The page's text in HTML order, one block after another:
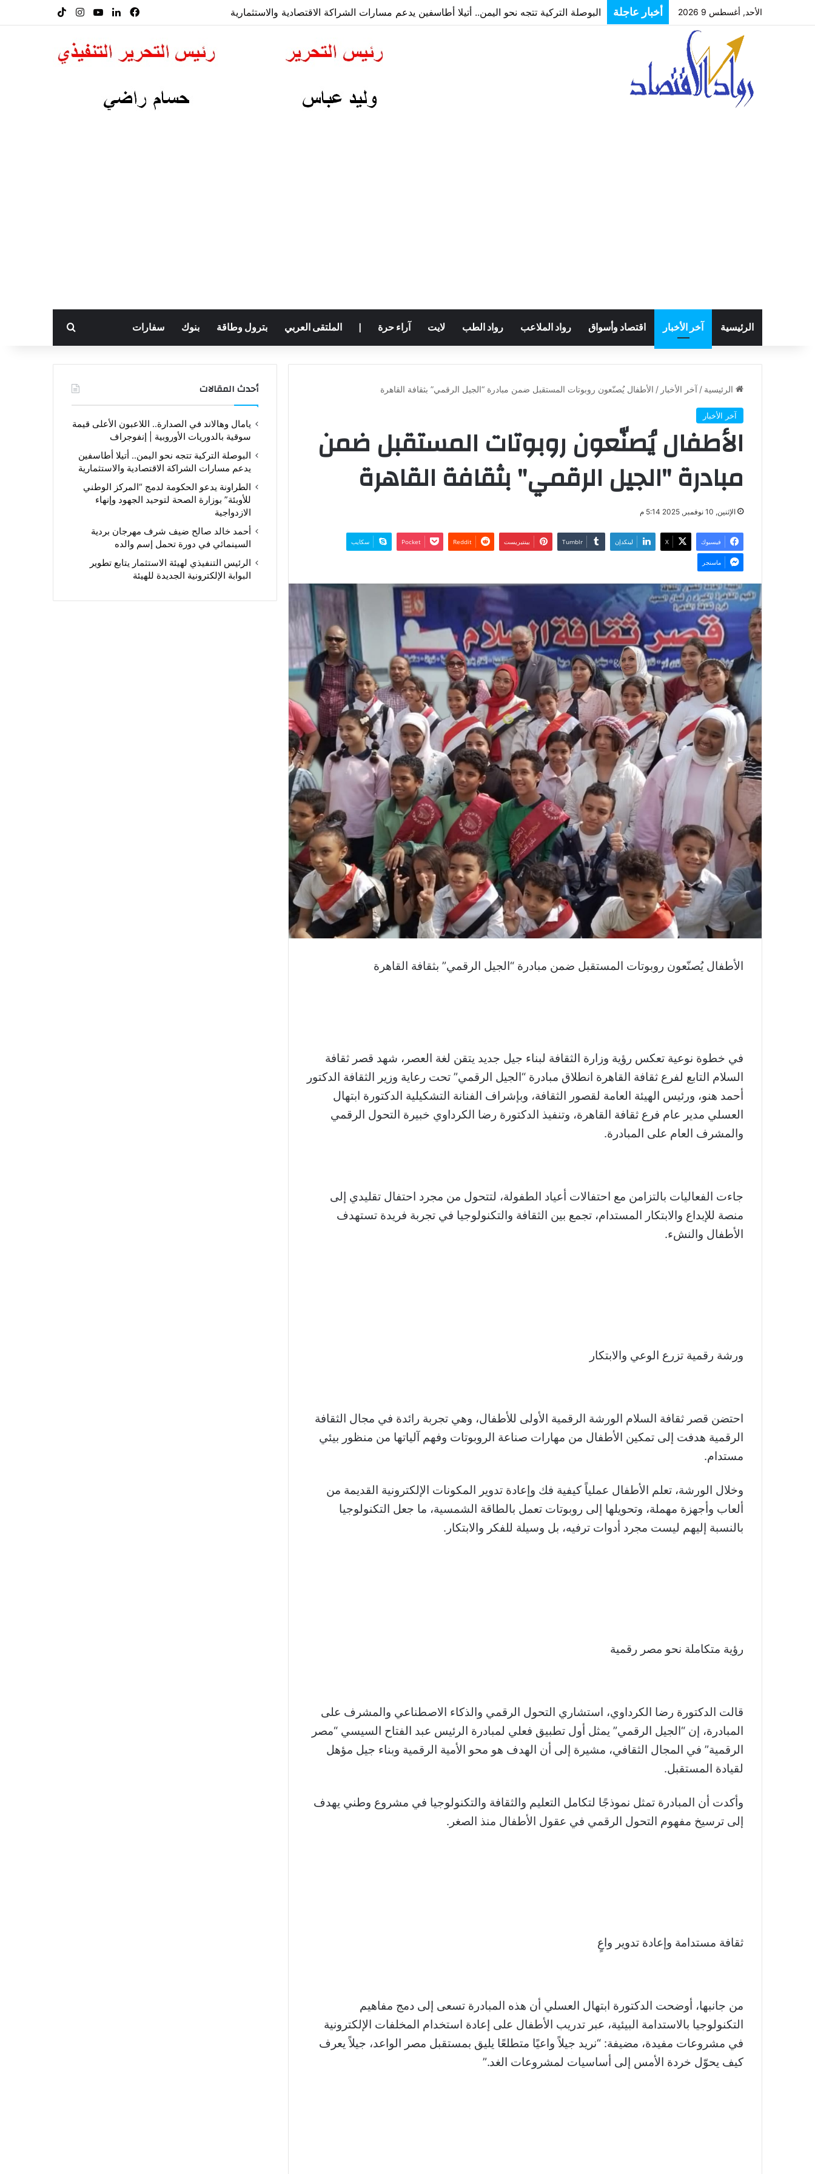
الأحد, أغسطس 9 2026 أخبار عاجلة
فيسبوكلينكدإن‫YouTube
انستقرام
الرئيسية آخر الأخبار اقتصاد وأسواق رواد الملاعب رواد الطب لايت آراء حرة الملتقى العربي بترول وطاقة بنوك سفارات بحث عن
الرئيسية / آخر الأخبار / الأطفال يُصنّعون روبوتات المستقبل ضمن مبادرة “الجيل الرقمي” بثقافة القاهرة
آخر الأخبار
الأطفال يُصنّعون روبوتات المستقبل ضمن
مبادرة "الجيل الرقمي" بثقافة القاهرة
الإثنين, 10 نوفمبر, 2025 5:14 م
فيسبوك ‫X لينكدإن بينتيريست ‫Pocket سكايب
ماسنجر
الأطفال يُصنّعون روبوتات المستقبل ضمن مبادرة “الجيل الرقمي” بثقافة القاهرة
في خطوة نوعية تعكس رؤية وزارة الثقافة لبناء جيل جديد يتقن لغة العصر، شهد قصر ثقافة
السلام التابع لفرع ثقافة القاهرة انطلاق مبادرة “الجيل الرقمي” تحت رعاية وزير الثقافة الدكتور
أحمد هنو، ورئيس الهيئة العامة لقصور الثقافة، وبإشراف الفنانة التشكيلية الدكتورة ابتهال
العسلي مدير عام فرع ثقافة القاهرة، وتنفيذ الدكتورة رضا الكرداوي خبيرة التحول الرقمي
والمشرف العام على المبادرة.
جاءت الفعاليات بالتزامن مع احتفالات أعياد الطفولة، لتتحول من مجرد احتفال تقليدي إلى
منصة للإبداع والابتكار المستدام، تجمع بين الثقافة والتكنولوجيا في تجربة فريدة تستهدف
الأطفال والنشء.
ورشة رقمية تزرع الوعي والابتكار
احتضن قصر ثقافة السلام الورشة الرقمية الأولى للأطفال، وهي تجربة رائدة في مجال الثقافة
الرقمية هدفت إلى تمكين الأطفال من مهارات صناعة الروبوتات وفهم آلياتها من منظور بيئي
مستدام.
وخلال الورشة، تعلم الأطفال عملياً كيفية فك وإعادة تدوير المكونات الإلكترونية القديمة من
ألعاب وأجهزة مهملة، وتحويلها إلى روبوتات تعمل بالطاقة الشمسية، ما جعل التكنولوجيا
بالنسبة إليهم ليست مجرد أدوات ترفيه، بل وسيلة للفكر والابتكار.
رؤية متكاملة نحو مصر رقمية
قالت الدكتورة رضا الكرداوي، استشاري التحول الرقمي والذكاء الاصطناعي والمشرف على
المبادرة، إن “الجيل الرقمي” يمثل أول تطبيق فعلي لمبادرة الرئيس عبد الفتاح السيسي “مصر
الرقمية” في المجال الثقافي، مشيرة إلى أن الهدف هو محو الأمية الرقمية وبناء جيل مؤهل
لقيادة المستقبل.
وأكدت أن المبادرة تمثل نموذجًا لتكامل التعليم والثقافة والتكنولوجيا في مشروع وطني يهدف
إلى ترسيخ مفهوم التحول الرقمي في عقول الأطفال منذ الصغر.
ثقافة مستدامة وإعادة تدوير واعٍ
من جانبها، أوضحت الدكتورة ابتهال العسلي أن هذه المبادرة تسعى إلى دمج مفاهيم
التكنولوجيا بالاستدامة البيئية، عبر تدريب الأطفال على إعادة استخدام المخلفات الإلكترونية
في مشروعات مفيدة، مضيفة: “نريد جيلاً واعيًا متطلعًا يليق بمستقبل مصر الواعد، جيلاً يعرف
كيف يحوّل خردة الأمس إلى أساسيات لمشروعات الغد.”
أحدث المقالات
يامال وهالاند في الصدارة.. اللاعبون الأعلى قيمة
سوقية بالدوريات الأوروبية | إنفوجراف
البوصلة التركية تتجه نحو اليمن.. أتيلا أطاسفين
يدعم مسارات الشراكة الاقتصادية والاستثمارية
الطراونة يدعو الحكومة لدمج “المركز الوطني
للأوبئة” بوزارة الصحة لتوحيد الجهود وإنهاء
الازدواجية
أحمد خالد صالح ضيف شرف مهرجان بردية
السينمائي في دورة تحمل إسم والده
الرئيس التنفيذي لهيئة الاستثمار يتابع تطوير
البوابة الإلكترونية الجديدة للهيئة